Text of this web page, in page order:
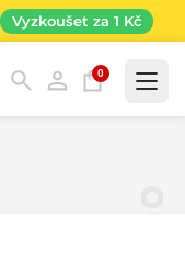
Vyzkoušet za 1 Kč
0